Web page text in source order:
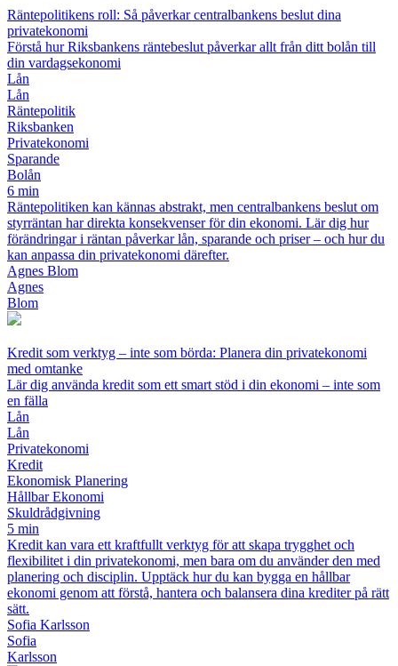
Räntepolitikens roll: Så påverkar centralbankens beslut dina
privatekonomi
Förstå hur Riksbankens räntebeslut påverkar allt från ditt bolån till
din vardagsekonomi
Lån
Lån
Räntepolitik
Riksbanken
Privatekonomi
Sparande
Bolån
6 min
Räntepolitiken kan kännas abstrakt, men centralbankens beslut om
styrräntan har direkta konsekvenser för din ekonomi. Lär dig hur
förändringar i räntan påverkar lån, sparande och priser – och hur du
kan anpassa din privatekonomi därefter.
Agnes Blom
Agnes
Blom
Kredit som verktyg – inte som börda: Planera din privatekonomi
med omtanke
Lär dig använda kredit som ett smart stöd i din ekonomi – inte som
en fälla
Lån
Lån
Privatekonomi
Kredit
Ekonomisk Planering
Hållbar Ekonomi
Skuldrådgivning
5 min
Kredit kan vara ett kraftfullt verktyg för att skapa trygghet och
flexibilitet i din privatekonomi, men bara om du använder den med
planering och disciplin. Upptäck hur du kan bygga en hållbar
ekonomi genom att förstå, hantera och balansera dina krediter på rätt
sätt.
Sofia Karlsson
Sofia
Karlsson